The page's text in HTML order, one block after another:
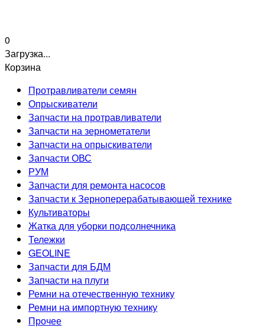
0
Загрузка...
Корзина
Протравливатели семян
Опрыскиватели
Запчасти на протравливатели
Запчасти на зернометатели
Запчасти на опрыскиватели
Запчасти ОВС
РУМ
Запчасти для ремонта насосов
Запчасти к Зерноперерабатывающей технике
Культиваторы
Жатка для уборки подсолнечника
Тележки
GEOLINE
Запчасти для БДМ
Запчасти на плуги
Ремни на отечественную технику
Ремни на импортную технику
Прочее